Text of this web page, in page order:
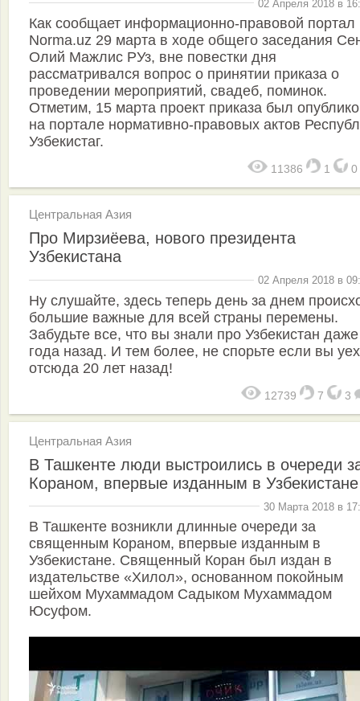
02 Апреля 2018 в
Как сообщает информационно-правовой портал
Norma.uz 29 марта в ходе общего заседания
Олий Мажлис РУз, вне повестки дня
рассматривался вопрос о принятии приказа о
проведении мероприятий, свадеб, поминок.
Отметим, 15 марта проект приказа был
на портале нормативно-правовых актов
Узбекистаг.
11386 1 0
Центральная Азия
Про Мирзиёева, нового президента
Узбекистана
02 Апреля 2018 в
Ну слушайте, здесь теперь день за днем
большие важные для всей страны перемены.
Забудьте все, что вы знали про Узбекистан
года назад. И тем более, не спорьте если вы
отсюда 20 лет назад!
12739 7 3
Центральная Азия
В Ташкенте люди выстроились в очереди
Кораном, впервые изданным в Узбекистане
30 Марта 2018 в
В Ташкенте возникли длинные очереди за
священным Кораном, впервые изданным в
Узбекистане. Священный Коран был издан в
издательстве «Хилол», основанном покойным
шейхом Мухаммадом Садыком Мухаммадом
Юсуфом.